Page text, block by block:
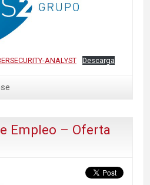
ANALYST Descarga
Empleo – Oferta